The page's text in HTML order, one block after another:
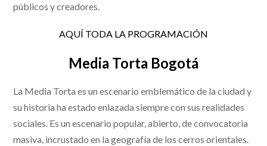
públicos y creadores.
AQUÍ TODA LA PROGRAMACIÓN
Media Torta Bogotá
La Media Torta es un escenario emblemático de la ciudad y
su historia ha estado enlazada siempre con sus realidades
sociales. Es un escenario popular, abierto, de convocatoria
masiva, incrustado en la geografía de los cerros orientales.